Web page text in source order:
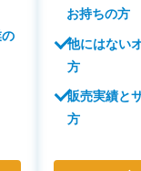
お持ちの方
他にはない
方
販売実績と
方